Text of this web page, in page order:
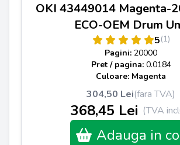
OKI 43449014 Magenta-
ECO-OEM Drum
5(1)
Pagini: 20000
Pret / pagina: 0.0184
Culoare: Magenta
304,50 Lei(fara TVA)
368,45 Lei (TVA
Adauga in